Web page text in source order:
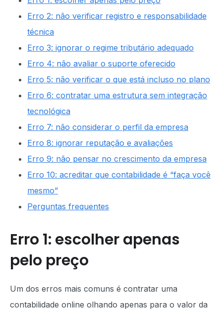
Erro 2: não verificar registro e responsabilidade
técnica
Erro 3: ignorar o regime tributário adequado
Erro 4: não avaliar o suporte oferecido
Erro 5: não verificar o que está incluso no plano
Erro 6: contratar uma estrutura sem integração
tecnológica
Erro 7: não considerar o perfil da empresa
Erro 8: ignorar reputação e avaliações
Erro 9: não pensar no crescimento da empresa
Erro 10: acreditar que contabilidade é “faça você
mesmo”
Perguntas frequentes
Erro 1: escolher apenas
pelo preço
Um dos erros mais comuns é contratar uma
contabilidade online olhando apenas para o valor da